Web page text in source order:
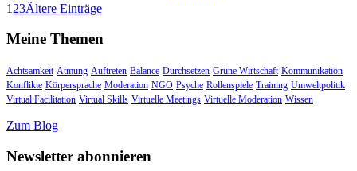
1 23Ältere Einträge
Meine Themen
Achtsamkeit Atmung Auftreten Balance Durchsetzen Grüne Wirtschaft Kommunikation
Konflikte Körpersprache Moderation NGO Psyche Rollenspiele Training Umweltpolitik
Virtual Facilitation Virtual Skills Virtuelle Meetings Virtuelle Moderation Wissen
Zum Blog
Newsletter abonnieren